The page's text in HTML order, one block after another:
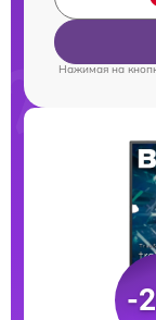
Нажимая на
-